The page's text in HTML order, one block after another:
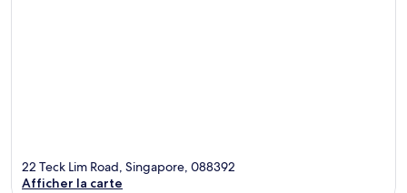
22 Teck Lim Road, Singapore, 088392
Afficher la carte